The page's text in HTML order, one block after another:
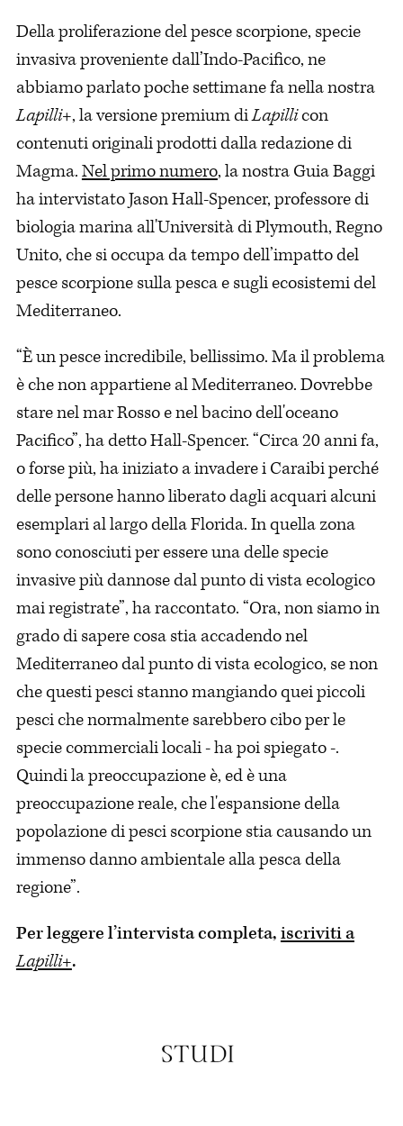
Della proliferazione del pesce scorpione, specie
invasiva proveniente dall’Indo-Pacifico, ne
abbiamo parlato poche settimane fa nella nostra
Lapilli+, la versione premium diLapillicon
contenuti originali prodotti dalla redazione di
Magma.Nel primo numero, la nostra Guia Baggi
ha intervistato Jason Hall-Spencer, professore di
biologia marina all'Università di Plymouth, Regno
Unito, che si occupa da tempo dell’impatto del
pesce scorpione sulla pesca e sugli ecosistemi del
Mediterraneo.
“È un pesce incredibile, bellissimo. Ma il problema
è che non appartiene al Mediterraneo. Dovrebbe
stare nel mar Rosso e nel bacino dell'oceano
Pacifico”, ha detto Hall-Spencer. “Circa 20 anni fa,
o forse più, ha iniziato a invadere i Caraibi perché
delle persone hanno liberato dagli acquari alcuni
esemplari al largo della Florida. In quella zona
sono conosciuti per essere una delle specie
invasive più dannose dal punto di vista ecologico
mai registrate”, ha raccontato. “Ora, non siamo in
grado di sapere cosa stia accadendo nel
Mediterraneo dal punto di vista ecologico, se non
che questi pesci stanno mangiando quei piccoli
pesci che normalmente sarebbero cibo per le
specie commerciali locali - ha poi spiegato -.
Quindi la preoccupazione è, ed è una
preoccupazione reale, che l'espansione della
popolazione di pesci scorpione stia causando un
immenso danno ambientale alla pesca della
regione”.
Per leggere l’intervista completa,iscriviti a
Lapilli+.